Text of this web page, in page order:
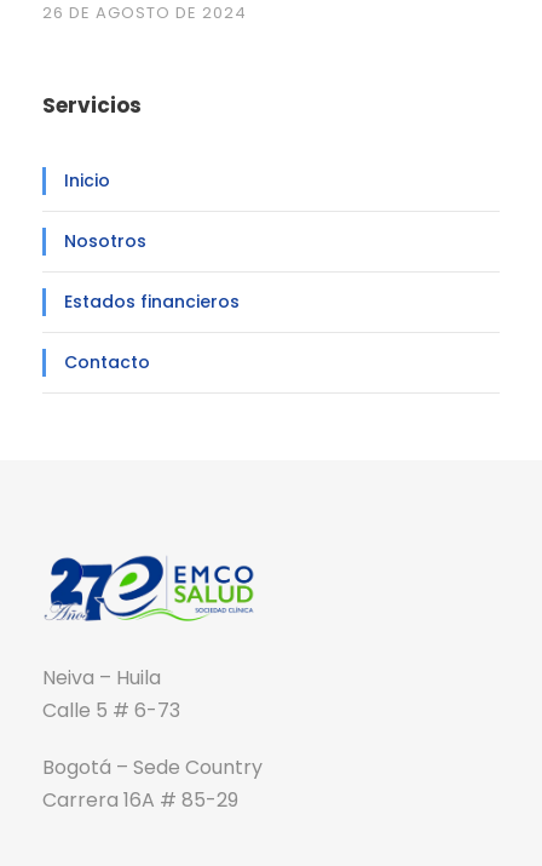
26 DE AGOSTO DE 2024
Servicios
Inicio
Nosotros
Estados financieros
Contacto
Neiva – Huila
Calle 5 # 6-73
Bogotá – Sede Country
Carrera 16A # 85-29